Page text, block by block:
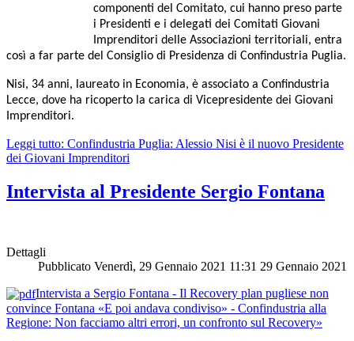
componenti del Comitato, cui hanno preso parte
i Presidenti e i delegati dei Comitati Giovani
Imprenditori delle Associazioni territoriali, entra
così a far parte del Consiglio di Presidenza di Confindustria Puglia.
Nisi, 34 anni, laureato in Economia, è associato a Confindustria
Lecce, dove ha ricoperto la carica di Vicepresidente dei Giovani
Imprenditori.
Leggi tutto: Confindustria Puglia: Alessio Nisi è il nuovo Presidente
dei Giovani Imprenditori
Intervista al Presidente Sergio Fontana
Dettagli
Pubblicato Venerdì, 29 Gennaio 2021 11:31 29 Gennaio 2021
Intervista a Sergio Fontana - Il Recovery plan pugliese non
convince Fontana «E poi andava condiviso» - Confindustria alla
Regione: Non facciamo altri errori, un confronto sul Recovery»